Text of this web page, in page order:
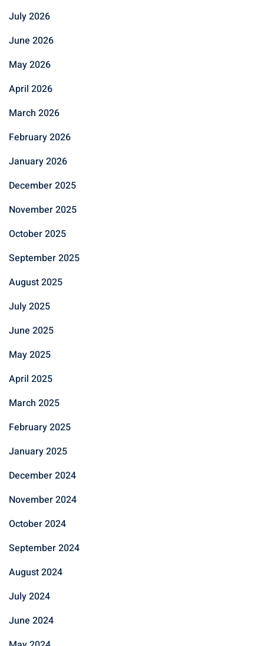
July 2026
June 2026
May 2026
April 2026
March 2026
February 2026
January 2026
December 2025
November 2025
October 2025
September 2025
August 2025
July 2025
June 2025
May 2025
April 2025
March 2025
February 2025
January 2025
December 2024
November 2024
October 2024
September 2024
August 2024
July 2024
June 2024